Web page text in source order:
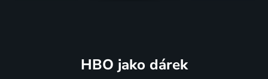
HBO jako dárek